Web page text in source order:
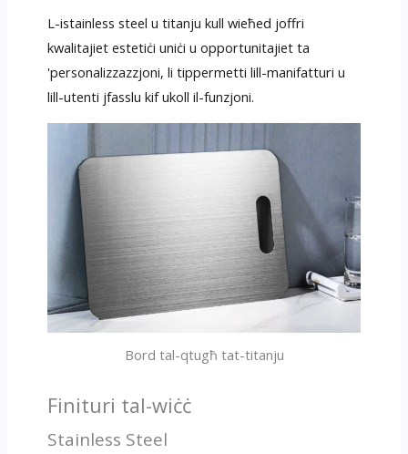
L-istainless steel u titanju kull wieħed joffri
kwalitajiet estetiċi uniċi u opportunitajiet ta
'personalizzazzjoni, li tippermetti lill-manifatturi u
lill-utenti jfasslu kif ukoll il-funzjoni.
Bord tal-qtugħ tat-titanju
Finituri tal-wiċċ
Stainless Steel